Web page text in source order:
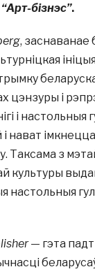
“Арт-бізнэс”.
, заснаванае
цэнзуры і
і настольныя
нават
Таксама з
культуры
— гэта